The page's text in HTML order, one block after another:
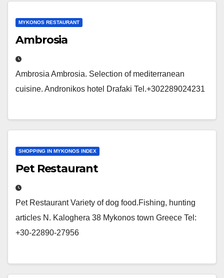
MYKONOS RESTAURANT
Ambrosia
Ambrosia Ambrosia. Selection of mediterranean
cuisine. Andronikos hotel Drafaki Tel.+302289024231
SHOPPING IN MYKONOS INDEX
Pet Restaurant
Pet Restaurant Variety of dog food.Fishing, hunting
articles N. Kaloghera 38 Mykonos town Greece Tel:
+30-22890-27956